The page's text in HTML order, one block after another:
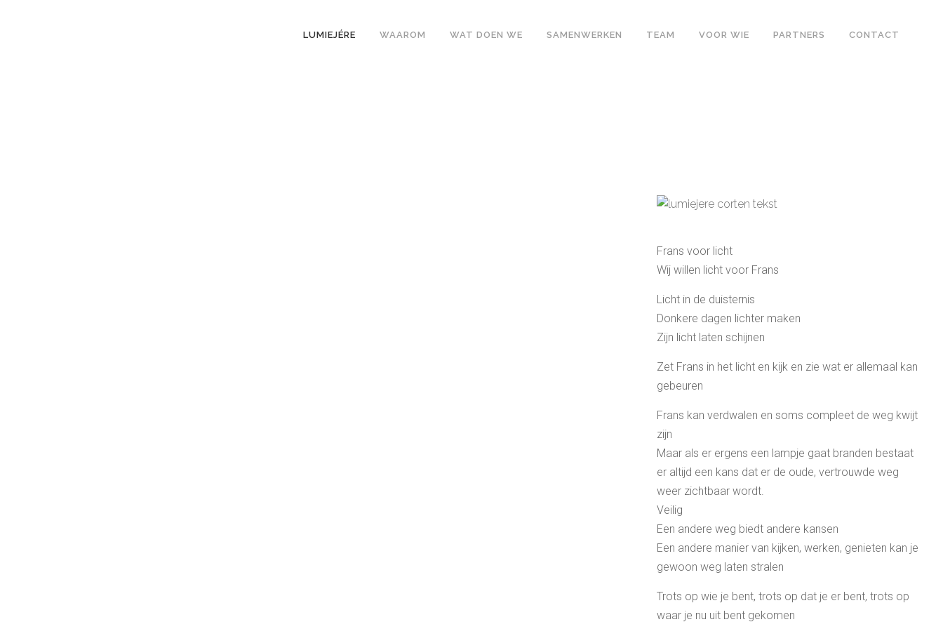
LUMIEJÉRE WAAROM WAT DOEN WE SAMENWERKEN TEAM VOOR WIE PARTNERS CONTACT
Frans voor licht
Wij willen licht voor Frans
Licht in de duisternis
Donkere dagen lichter maken
Zijn licht laten schijnen
Zet Frans in het licht en kijk en zie wat er allemaal kan
gebeuren
Frans kan verdwalen en soms compleet de weg kwijt
zijn
Maar als er ergens een lampje gaat branden bestaat
er altijd een kans dat er de oude, vertrouwde weg
weer zichtbaar wordt.
Veilig
Een andere weg biedt andere kansen
Een andere manier van kijken, werken, genieten kan je
gewoon weg laten stralen
Trots op wie je bent, trots op dat je er bent, trots op
waar je nu uit bent gekomen